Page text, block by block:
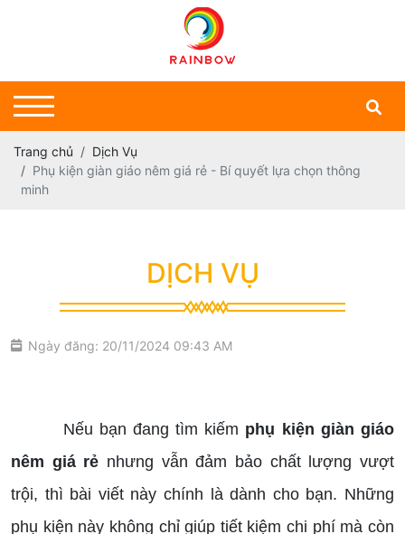
Trang chủ
Dịch Vụ
Phụ kiện giàn giáo nêm giá rẻ - Bí quyết lựa chọn thông
minh
DỊCH VỤ
Ngày đăng: 20/11/2024 09:43 AM
Nếu bạn đang tìm kiếm phụ kiện giàn giáo
nêm giá rẻ nhưng vẫn đảm bảo chất lượng vượt
trội, thì bài viết này chính là dành cho bạn. Những
phụ kiện này không chỉ giúp tiết kiệm chi phí mà còn